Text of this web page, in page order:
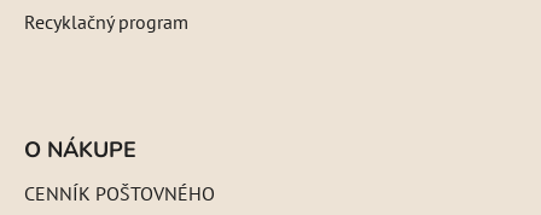
Recyklačný program
O NÁKUPE
CENNÍK POŠTOVNÉHO